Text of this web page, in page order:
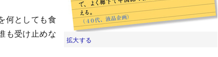
拡大する
何としても食
も受け止めな